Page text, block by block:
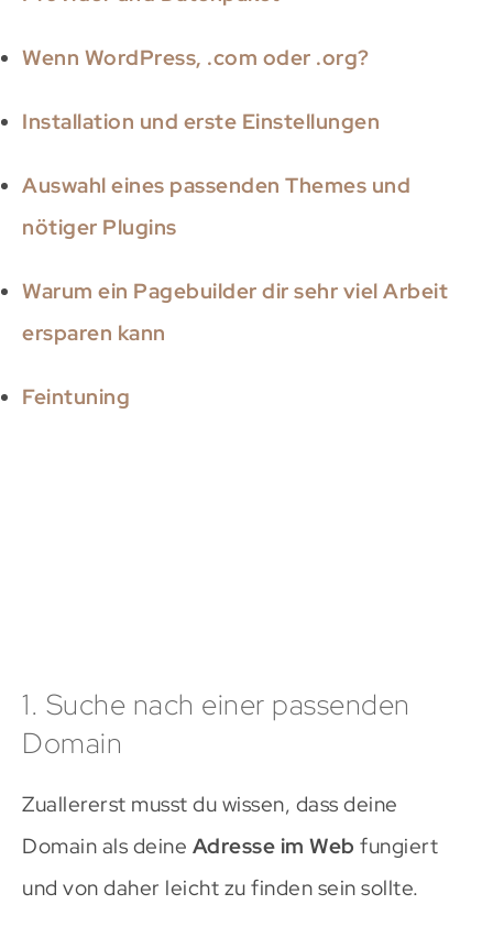
Wenn WordPress, .com oder .org?
Installation und erste Einstellungen
Auswahl eines passenden Themes und
nötiger Plugins
Warum ein Pagebuilder dir sehr viel Arbeit
ersparen kann
Feintuning
1. Suche nach einer passenden
Domain
Zuallererst musst du wissen, dass deine
Domain als deine Adresse im Web fungiert
und von daher leicht zu finden sein sollte.